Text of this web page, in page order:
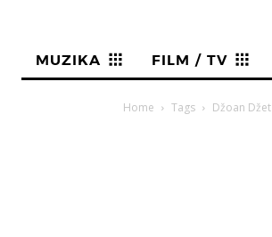
MUZIKA FILM / TV
Home Tags Džoan Džet